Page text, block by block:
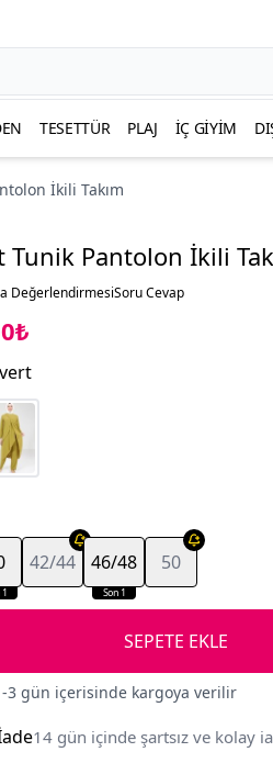
TESETTÜR PLAJ İÇ GIYIM
İkili Takım
Tunik Pantolon İkili
DeğerlendirmesiSoru Cevap
1
42/44
Son 1
46/48 50
SEPETE EKLE
3 gün içerisinde kargoya verilir
14 gün içinde şartsız ve kolay